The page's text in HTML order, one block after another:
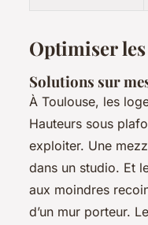
Optimiser
Solutions sur
À Toulouse, les
Hauteurs sous
exploiter. Une
dans un studio. Et
aux moindres
d’un mur porteur.